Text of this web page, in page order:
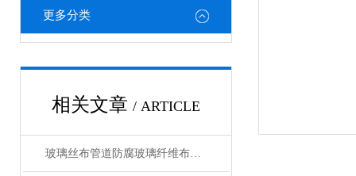
更多分类
相关文章 / ARTICLE
玻璃丝布管道防腐玻璃纤维布规格型号齐全